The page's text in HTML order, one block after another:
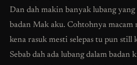
Dan dah makin banyak lubang
badan Mak aku. Cohtohnya macam
kena rasuk mesti selepas tu pun still
Sebab dah ada lubang dalam badan